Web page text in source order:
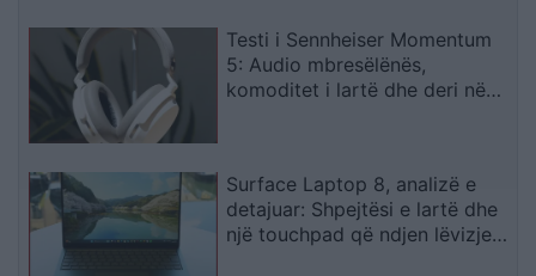
Testi i Sennheiser Momentum
5: Audio mbresëlënës,
komoditet i lartë dhe deri në
Surface Laptop 8, analizë e
detajuar: Shpejtësi e lartë dhe
një touchpad që ndjen lëvizjen